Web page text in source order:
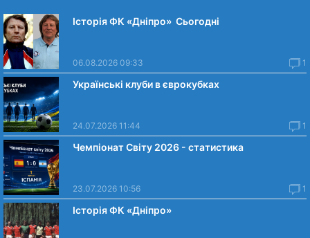
Історія ФК «Дніпро» Сьогодні
06.08.2026 09:33 1
Українські клуби в єврокубках
24.07.2026 11:44 1
Чемпіонат Світу 2026 - статистика
23.07.2026 10:56 1
Історія ФК «Дніпро»